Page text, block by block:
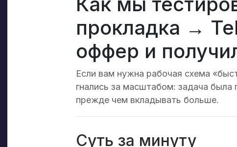
прокладка →
оффер и
Если вам нужна рабочая схема
гнались за масштабом: задача была
прежде чем вкладывать больше.
Суть за минуту